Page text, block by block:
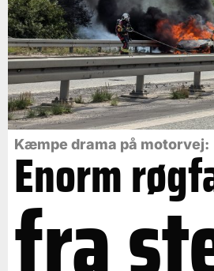
Kæmpe drama på motorvej:
Enorm